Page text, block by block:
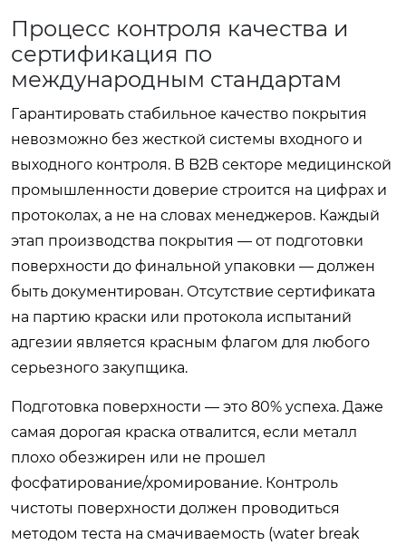
Процесс контроля качества и
сертификация по
международным стандартам
Гарантировать стабильное качество покрытия
невозможно без жесткой системы входного и
выходного контроля. В B2B секторе медицинской
промышленности доверие строится на цифрах и
протоколах, а не на словах менеджеров. Каждый
этап производства покрытия — от подготовки
поверхности до финальной упаковки — должен
быть документирован. Отсутствие сертификата
на партию краски или протокола испытаний
адгезии является красным флагом для любого
серьезного закупщика.
Подготовка поверхности — это 80% успеха. Даже
самая дорогая краска отвалится, если металл
плохо обезжирен или не прошел
фосфатирование/хромирование. Контроль
чистоты поверхности должен проводиться
методом теста на смачиваемость (water break